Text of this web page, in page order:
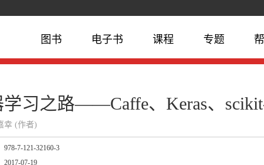
图书 电子书 课程 专题
学习之路——Caffe、Keras、
幸 (作者)
978-7-121-32160-3
2017-07-19